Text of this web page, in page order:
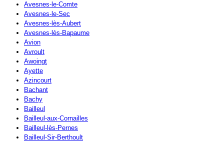
Avesnes-le-Comte
Avesnes-le-Sec
Avesnes-lès-Aubert
Avesnes-lès-Bapaume
Avion
Avroult
Awoingt
Ayette
Azincourt
Bachant
Bachy
Bailleul
Bailleul-aux-Cornailles
Bailleul-lès-Pernes
Bailleul-Sir-Berthoult